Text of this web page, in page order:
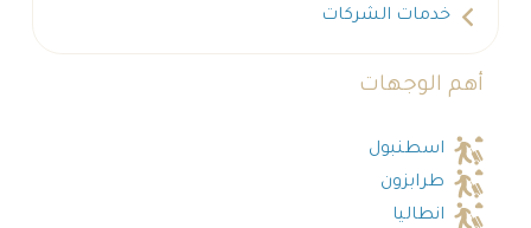
خدمات الشركات
أهم الوجهات
اسطنبول
طرابزون
انطاليا